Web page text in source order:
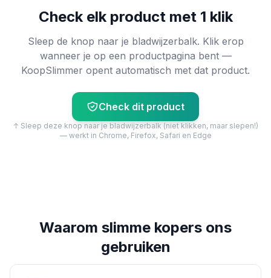
Check elk product met 1 klik
Sleep de knop naar je bladwijzerbalk. Klik erop
wanneer je op een productpagina bent —
KoopSlimmer opent automatisch met dat product.
Check dit product
↑ Sleep deze knop naar je bladwijzerbalk (niet klikken, maar slepen!)
— werkt in Chrome, Firefox, Safari en Edge
Waarom slimme kopers ons
gebruiken